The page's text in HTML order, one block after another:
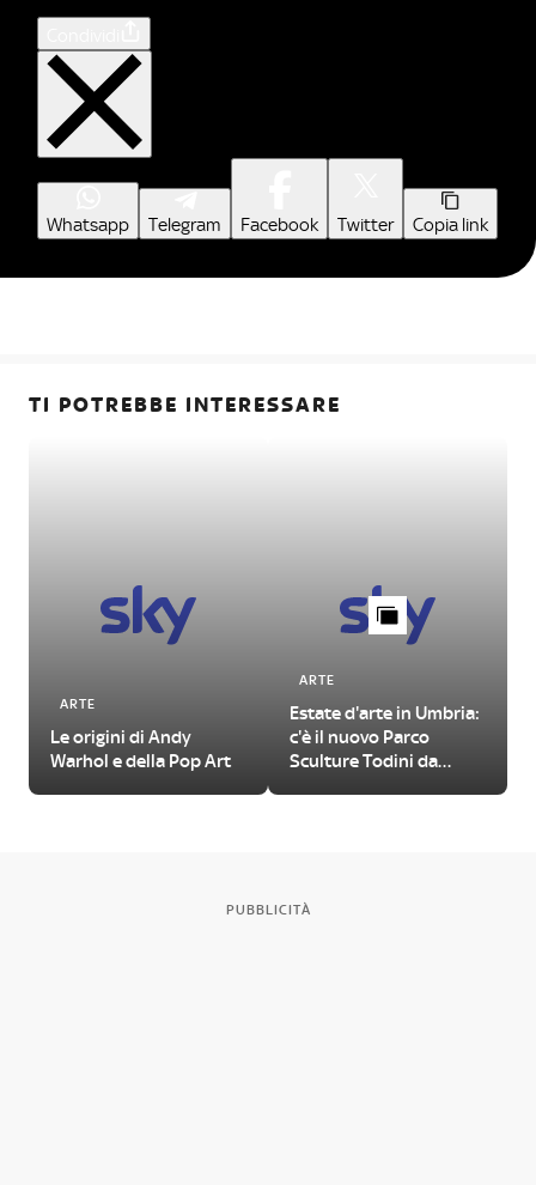
Whatsapp Telegram Facebook Twitter Copia link
TI POTREBBE INTERESSARE
ARTE
Le origini di Andy
Warhol e della Pop Art
ARTE
Estate d'arte in Umbria:
c'è il nuovo Parco
Sculture Todini da
PUBBLICITÀ